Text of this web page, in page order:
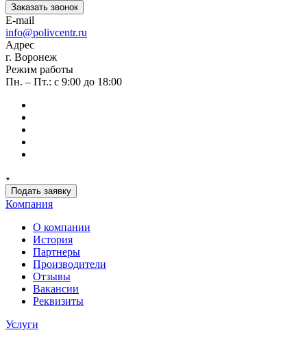
Заказать звонок
E-mail
info@polivcentr.ru
Адрес
г. Воронеж
Режим работы
Пн. – Пт.: с 9:00 до 18:00
Подать заявку
Компания
О компании
История
Партнеры
Производители
Отзывы
Вакансии
Реквизиты
Услуги